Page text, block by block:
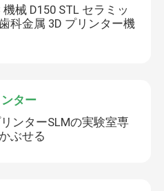
械 D150 STL セラミッ
科金属 3D プリンター機
ター
ンターSLMの実験室専
ぶせる